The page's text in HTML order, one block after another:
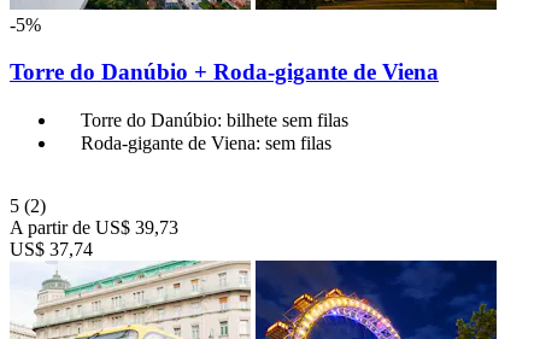
-5%
Torre do Danúbio + Roda-gigante de Viena
Torre do Danúbio: bilhete sem filas
Roda-gigante de Viena: sem filas
5 (2)
A partir de US$ 39,73
US$ 37,74